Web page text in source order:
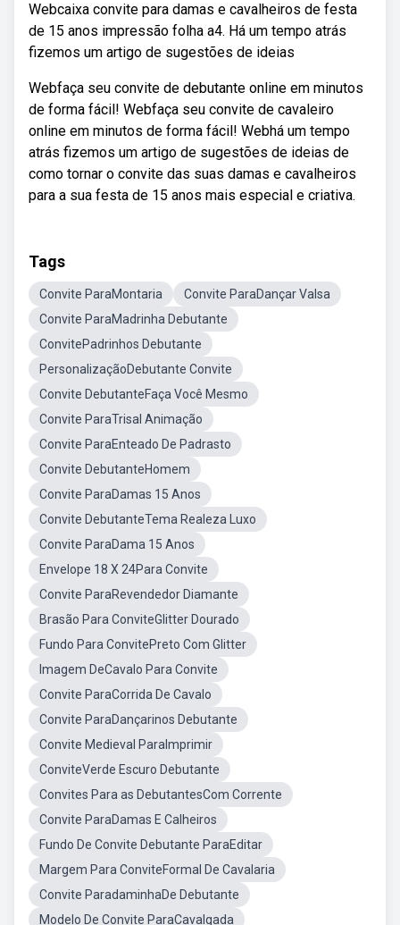
Webcaixa convite para damas e cavalheiros de festa
de 15 anos impressão folha a4. Há um tempo atrás
fizemos um artigo de sugestões de ideias
Webfaça seu convite de debutante online em minutos
de forma fácil! Webfaça seu convite de cavaleiro
online em minutos de forma fácil! Webhá um tempo
atrás fizemos um artigo de sugestões de ideias de
como tornar o convite das suas damas e cavalheiros
para a sua festa de 15 anos mais especial e criativa.
Tags
Convite ParaMontaria
Convite ParaDançar Valsa
Convite ParaMadrinha Debutante
ConvitePadrinhos Debutante
PersonalizaçãoDebutante Convite
Convite DebutanteFaça Você Mesmo
Convite ParaTrisal Animação
Convite ParaEnteado De Padrasto
Convite DebutanteHomem
Convite ParaDamas 15 Anos
Convite DebutanteTema Realeza Luxo
Convite ParaDama 15 Anos
Envelope 18 X 24Para Convite
Convite ParaRevendedor Diamante
Brasão Para ConviteGlitter Dourado
Fundo Para ConvitePreto Com Glitter
Imagem DeCavalo Para Convite
Convite ParaCorrida De Cavalo
Convite ParaDançarinos Debutante
Convite Medieval ParaImprimir
ConviteVerde Escuro Debutante
Convites Para as DebutantesCom Corrente
Convite ParaDamas E Calheiros
Fundo De Convite Debutante ParaEditar
Margem Para ConviteFormal De Cavalaria
Convite ParadaminhaDe Debutante
Modelo De Convite ParaCavalgada